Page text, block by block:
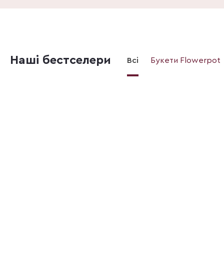
Наші бестселери Всі Букети Flowerpot